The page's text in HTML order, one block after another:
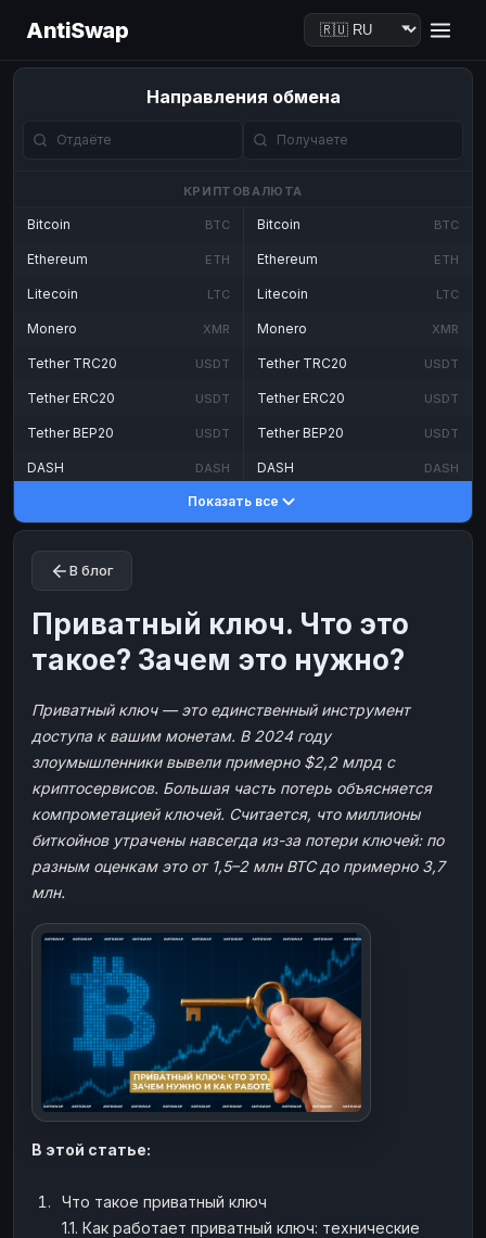
AntiSwap
Направления обмена
КРИПТОВАЛЮТА
Bitcoin BTC
Ethereum ETH
Litecoin LTC
Monero XMR
Tether TRC20 USDT
Tether ERC20 USDT
Tether BEP20 USDT
DASH DASH
TON
TRX
BinanceCoin
Solana SOL
Ripple XRP
Bitcoin BTC
Ethereum ETH
Litecoin LTC
Monero XMR
Tether TRC20 USDT
Tether ERC20 USDT
Tether BEP20 USDT
DASH DASH
Toncoin
Ether Classic
Solana
Ripple
ЭЛЕКТРОННЫЕ ДЕНЬГИ
Paxum USD
Perfect Money
Payoneer
PayPal USD
ЮMoney
Paxum
Perfect Money
PayPal
ЮMoney
БАЛАНСЫ КРИПТОБИРЖ
Binance
ИНТЕРНЕТ БАНКИНГ
Райффайзен RUB Райффайзен
Показать все
В блог
Приватный ключ. Что это
такое? Зачем это нужно?
Приватный ключ — это единственный инструмент
доступа к вашим монетам. В 2024 году
злоумышленники вывели примерно $2,2 млрд с
криптосервисов. Большая часть потерь объясняется
компрометацией ключей. Считается, что миллионы
биткойнов утрачены навсегда из-за потери ключей: по
разным оценкам это от 1,5–2 млн BTC до примерно 3,7
млн.
В этой статье:
Что такое приватный ключ
1.1. Как работает приватный ключ: технические